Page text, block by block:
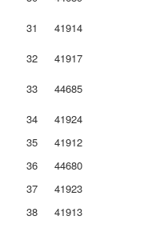
31
41914
32
41917
33
44685
34
41924
35
41912
36
44680
37
41923
38
41913